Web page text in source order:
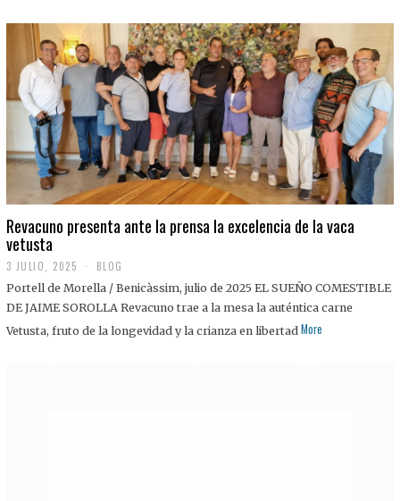
2
5
Revacuno presenta ante la prensa la excelencia de la vaca
vetusta
3 JULIO, 2025
J
U
I
BLOG
Portell de Morella / Benicàssim, julio de 2025 EL SUEÑO COMESTIBLE
DE JAIME SOROLLA Revacuno trae a la mesa la auténtica carne
Vetusta, fruto de la longevidad y la crianza en libertad More